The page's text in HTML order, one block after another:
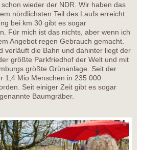
wieder der NDR. Wir haben das
nördlichsten Teil des Laufs erreicht.
bei km 30 gibt es sogar
Für mich ist das nichts, aber wenn ich
Angebot regen Gebrauch gemacht.
verläuft die Bahn und dahinter liegt der
größte Parkfriedhof der Welt und mit
größte Grünanlage. Seit der
1,4 Mio Menschen in 235 000
Seit einiger Zeit gibt es sogar
Baumgräber.